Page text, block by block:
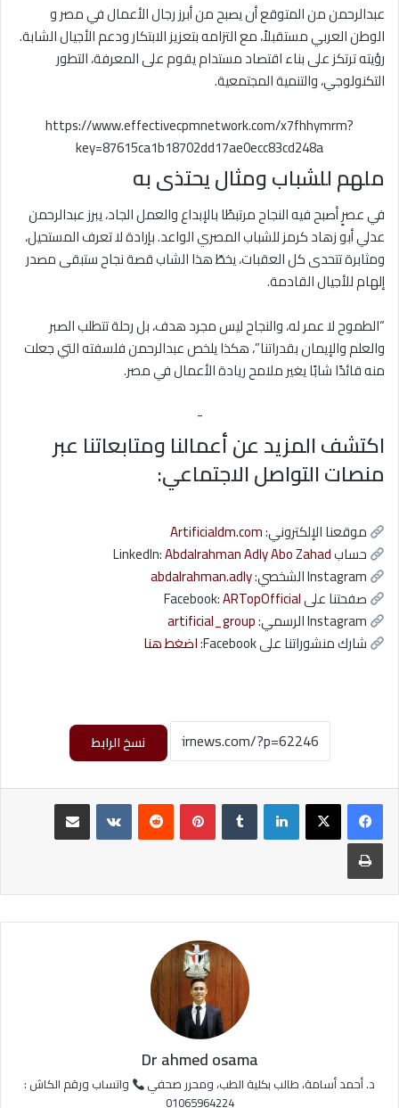
عبدالرحمن من المتوقع أن يصبح من أبرز رجال الأعمال في مصر و
الوطن العربي مستقبلاً، مع التزامه بتعزيز الابتكار ودعم الأجيال الشابة.
رؤيته ترتكز على بناء اقتصاد مستدام يقوم على المعرفة، التطور
التكنولوجي، والتنمية المجتمعية.
https://www.effectivecpmnetwork.com/x7fhhymrm?
key=87615ca1b18702dd17ae0ecc83cd248a
ملهم للشباب ومثال يحتذى به
في عصرٍ أصبح فيه النجاح مرتبطًا بالإبداع والعمل الجاد، يبرز عبدالرحمن
عدلي أبو زهاد كرمز للشباب المصري الواعد. بإرادة لا تعرف المستحيل،
ومثابرة تتحدى كل العقبات، يخطّ هذا الشاب قصة نجاح ستبقى مصدر
إلهام للأجيال القادمة.
“الطموح لا عمر له، والنجاح ليس مجرد هدف، بل رحلة تتطلب الصبر
والعلم والإيمان بقدراتنا”، هكذا يلخص عبدالرحمن فلسفته التي جعلت
منه قائدًا شابًا يغير ملامح ريادة الأعمال في مصر.
-
اكتشف المزيد عن أعمالنا ومتابعاتنا عبر
منصات التواصل الاجتماعي:
موقعنا الإلكتروني:Artificialdm.com
حساب LinkedIn:Abdalrahman Adly Abo Zahad
abdalrahman.adly
صفحتنا على Facebook:ARTopOfficial
artificial_group
شارك منشوراتنا على Facebook:
اضغط هنا
نسخ الرابط
لينكدإن بينتيريست
مشاركة عبر البريد
طباعة
Dr ahmed osama
د. أحمد أسامة، طالب بكلية الطب، ومحرر صحفي
واتساب ورقم الكاش :
01065964224